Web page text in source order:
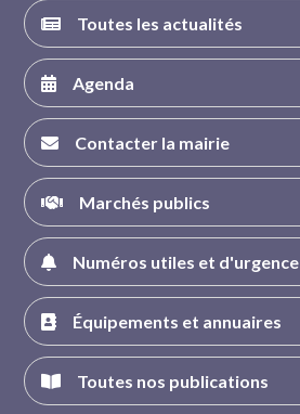
Toutes les actualités
Agenda
Contacter la mairie
Marchés publics
Numéros utiles et d'urgence
Équipements et annuaires
Toutes nos publications